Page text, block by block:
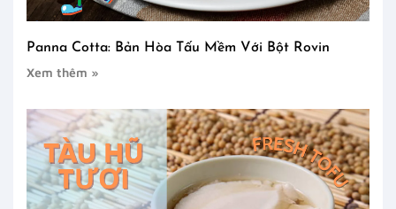
Panna Cotta: Bản Hòa Tấu Mềm Với Bột Rovin
Xem thêm »